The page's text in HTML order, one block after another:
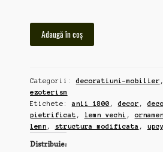
ornament
probabil
1800,
pentru
upcycling,
decor
(dd17)
Adaugă în coș
Categorii:decoratiuni-mobilier
ezoterism
Etichete:anii 1800 ,decor ,
pietrificat , lemn vechi ,
lemn , structura modificata ,
Distribuie: